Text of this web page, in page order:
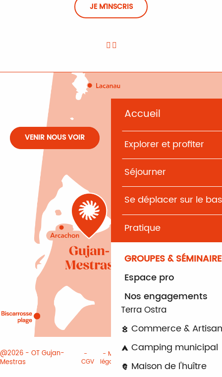
Accueil
Explorer et profiter
Séjourner
Se déplacer sur le
Pratique
GROUPES &
Espace pro
Nos engagements
Terra Ostra
Commerce &
Camping municipal
Maison de l'huître
JE M'INSCRIS
VENIR NOUS VOIR
@2026 - OT Gujan-
Mestras
CGV
Mentions
légales
Paramètres des
cookies